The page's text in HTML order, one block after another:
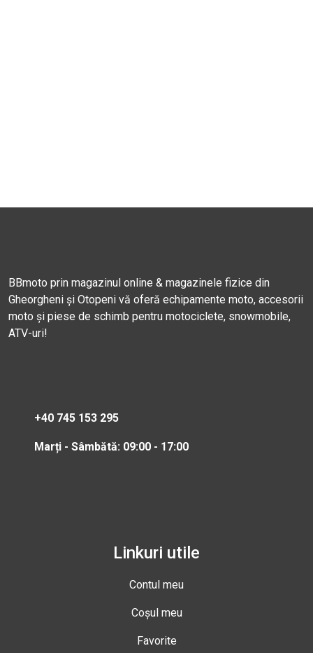
BBmoto prin magazinul online & magazinele fizice din
Gheorgheni și Otopeni vă oferă echipamente moto, accesorii
moto și piese de schimb pentru motociclete, snowmobile,
ATV-uri!
+40 745 153 295
Marți - Sâmbătă: 09:00 - 17:00
Linkuri utile
Contul meu
Coșul meu
Favorite